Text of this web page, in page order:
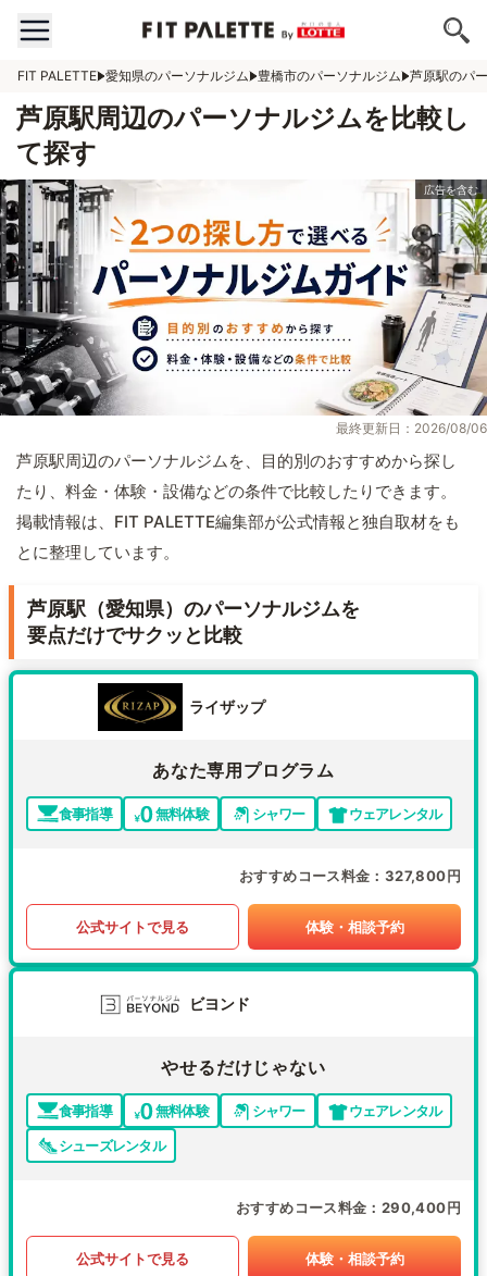
FIT PALETTE 愛知県のパーソナルジム 豊橋市のパーソナルジム 芦原駅のパ
芦原駅周辺のパーソナルジムを比較し
て探す
最終更新日：2026/08/06
芦原駅周辺のパーソナルジムを、目的別のおすすめから探し
たり、料金・体験・設備などの条件で比較したりできます。
掲載情報は、FIT PALETTE編集部が公式情報と独自取材をも
とに整理しています。
芦原駅（愛知県）のパーソナルジムを
要点だけでサクッと比較
ライザップ
あなた専用プログラム
食事指導 無料体験 シャワー ウェアレンタル
おすすめコース料金 327,800円
公式サイトで見る 体験・相談予約
ビヨンド
やせるだけじゃない
食事指導 無料体験 シャワー
ウェアレンタル
シューズレンタル
おすすめコース料金 290,400円
公式サイトで見る 体験・相談予約